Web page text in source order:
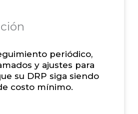
periódico,
y ajustes para
su DRP siga siendo
costo mínimo.